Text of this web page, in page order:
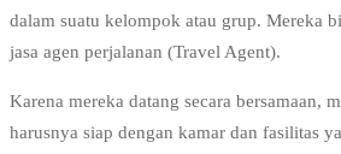
dalam suatu kelompok atau grup. Mereka
jasa agen perjalanan (Travel Agent).
Karena mereka datang secara bersamaan,
harusnya siap dengan kamar dan fasilitas